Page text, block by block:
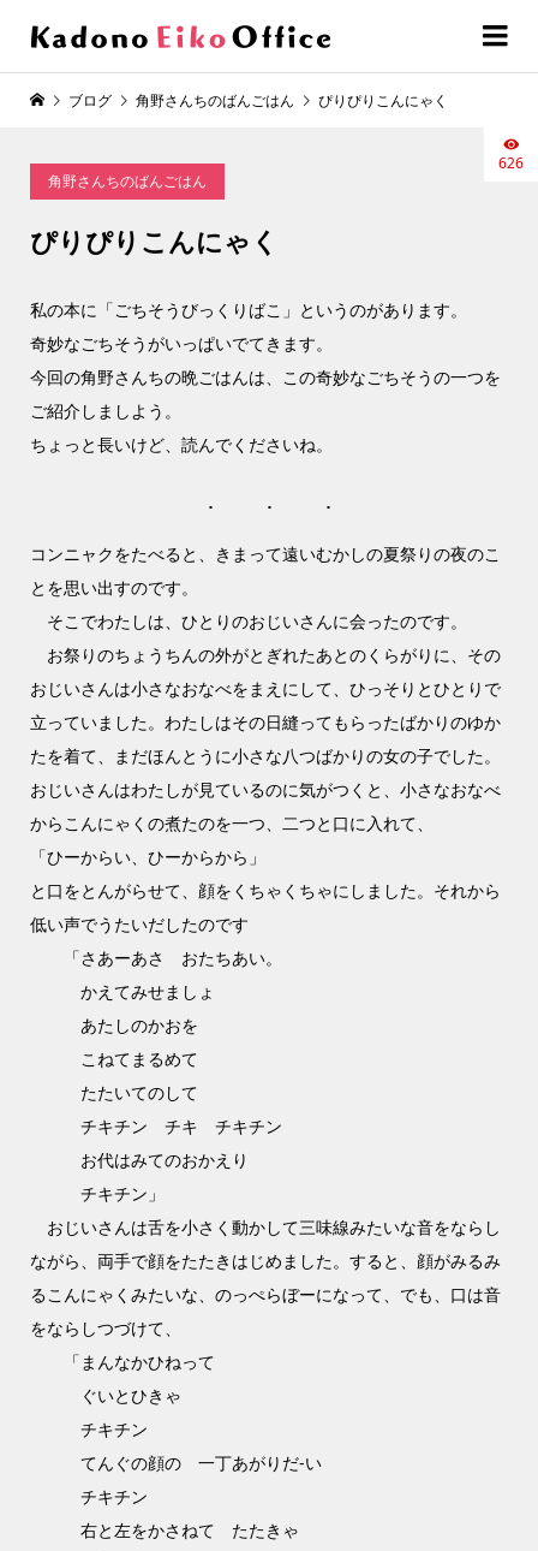
角野さんちのばんごはん
ぴりぴりこんにゃく
626
ブログ 角野さんちのばんごはん ぴりぴりこんにゃく
私の本に「ごちそうびっくりばこ」というのがあります。
奇妙なごちそうがいっぱいでてきます。
今回の角野さんちの晩ごはんは、この奇妙なごちそうの一つを
ご紹介しましよう。
ちょっと長いけど、読んでくださいね。
コンニャクをたべると、きまって遠いむかしの夏祭りの夜のこ
とを思い出すのです。
そこでわたしは、ひとりのおじいさんに会ったのです。
お祭りのちょうちんの外がとぎれたあとのくらがりに、その
おじいさんは小さなおなべをまえにして、ひっそりとひとりで
立っていました。わたしはその日縫ってもらったばかりのゆか
たを着て、まだほんとうに小さな八つばかりの女の子でした。
おじいさんはわたしが見ているのに気がつくと、小さなおなべ
からこんにゃくの煮たのを一つ、二つと口に入れて、
「ひーからい、ひーからから」
と口をとんがらせて、顔をくちゃくちゃにしました。それから
低い声でうたいだしたのです
「さあーあさ おたちあい。
かえてみせましょ
あたしのかおを
こねてまるめて
たたいてのして
チキチン チキ チキチン
お代はみてのおかえり
チキチン」
おじいさんは舌を小さく動かして三味線みたいな音をならし
ながら、両手で顔をたたきはじめました。すると、顔がみるみ
るこんにゃくみたいな、のっぺらぼーになって、でも、口は音
をならしつづけて、
「まんなかひねって
ぐいとひきゃ
チキチン
てんぐの顔の 一丁あがりだ-い
チキチン
右と左をかさねて たたきゃ